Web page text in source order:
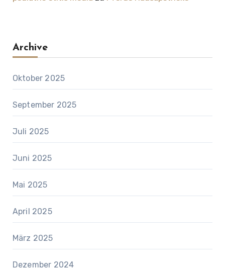
Archive
Oktober 2025
September 2025
Juli 2025
Juni 2025
Mai 2025
April 2025
März 2025
Dezember 2024